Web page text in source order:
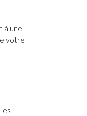
à une
votre